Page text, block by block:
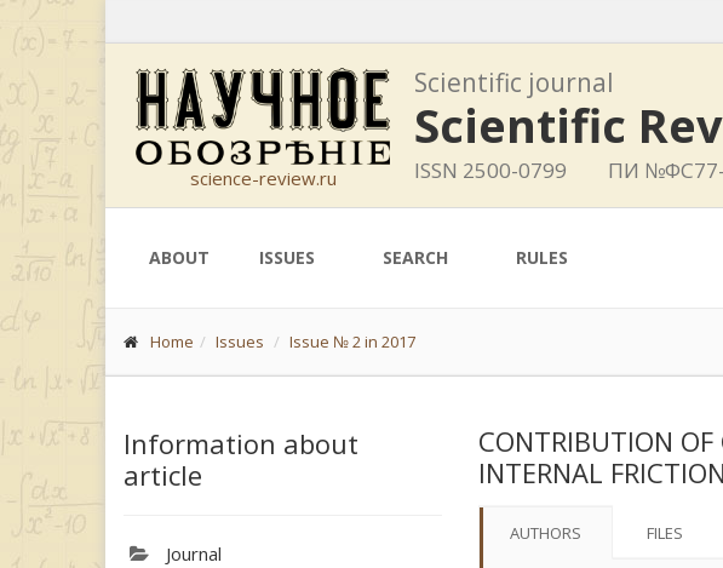
science-review.ru
Scientific journal
Scientific
ISSN 2500-0799 ПИ
ABOUT ISSUES SEARCH RULES
Home Issues Issue № 2 in 2017
Information about
article
Journal
CONTRIBUTION OF
INTERNAL FRICTION
AUTHORS FILES